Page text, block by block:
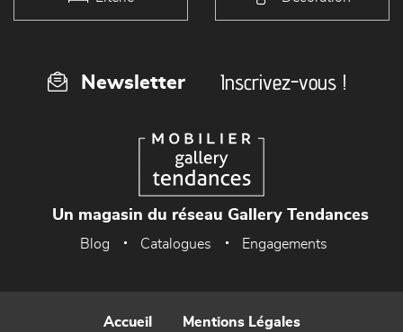
Newsletter Inscrivez-vous !
Un magasin du réseau Gallery Tendances
Blog Catalogues Engagements
Accueil Mentions Légales